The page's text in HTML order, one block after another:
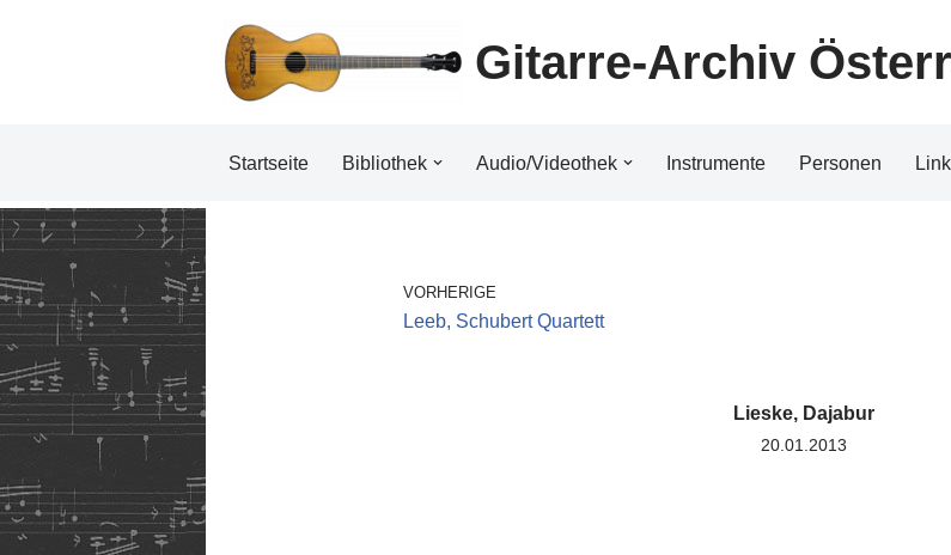
Gitarre-Archiv
Startseite Bibliothek Audio/Videothek Instrumente Personen
VORHERIGE
Leeb, Schubert Quartett
Lieske, Dajabur
20.01.2013